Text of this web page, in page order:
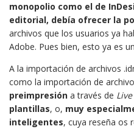
monopolio como el de
editorial, debía ofrecer la
archivos que los usuarios ya
Adobe. Pues bien, esto ya es
A la importación de archivos
como la importación de
preimpresión a través de
plantillas, o, muy
inteligentes, cuya reseña os